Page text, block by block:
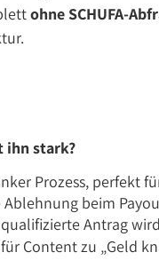
ohne SCHUFA-
ihn stark?
Prozess, perfekt
Ablehnung beim
Antrag
Content zu „Geld